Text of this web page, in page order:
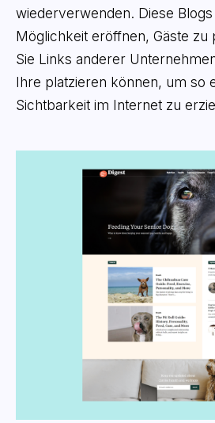
wiederverwenden. Diese
Möglichkeit eröffnen, Gäste zu
Sie Links anderer
Ihre platzieren können, um so
Sichtbarkeit im Internet zu